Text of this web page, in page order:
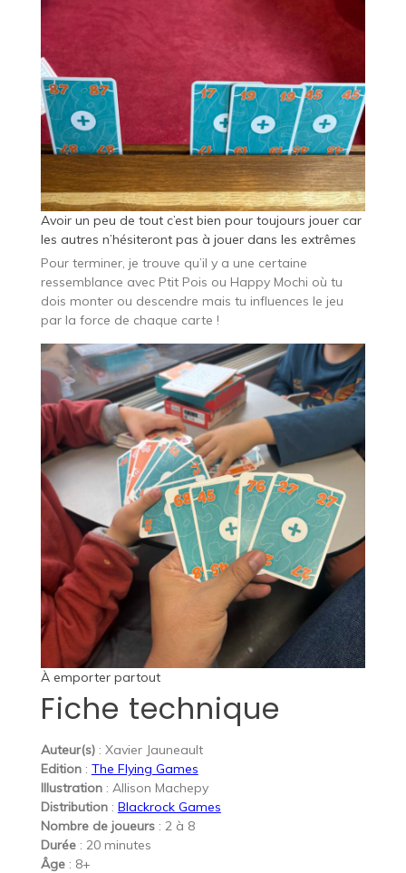
Avoir un peu de tout c’est bien pour toujours jouer car
les autres n’hésiteront pas à jouer dans les extrêmes
Pour terminer, je trouve qu’il y a une certaine
ressemblance avec Ptit Pois ou Happy Mochi où tu
dois monter ou descendre mais tu influences le jeu
par la force de chaque carte !
À emporter partout
Fiche technique
Auteur(s): Xavier Jauneault
Edition : The Flying Games
Illustration: Allison Machepy
Distribution: Blackrock Games
Nombre de joueurs: 2 à 8
Durée: 20 minutes
Âge: 8+